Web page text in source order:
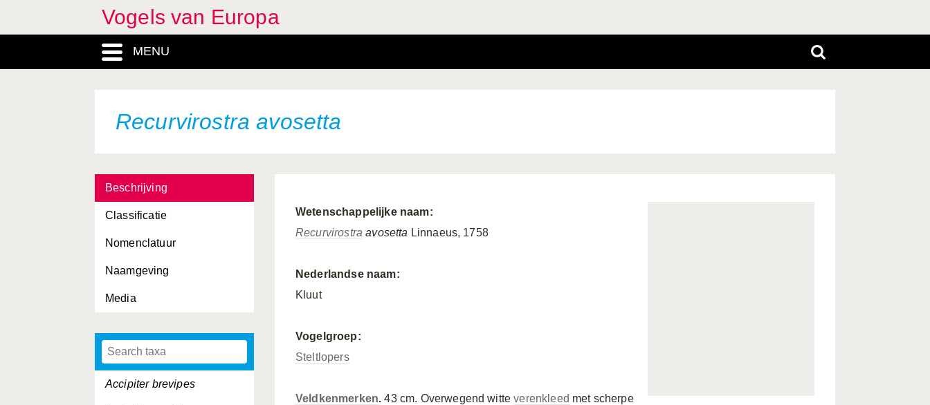
Vogels van Europa
MENU
Recurvirostra avosetta
Beschrijving
Classificatie
Nomenclatuur
Naamgeving
Media
Accipiter brevipes
Wetenschappelijke naam:
Recurvirostra avosetta Linnaeus, 1758
Nederlandse naam:
Kluut
Vogelgroep:
Steltlopers
Veldkenmerken. 43 cm. Overwegend witteverenkleed met scherpe